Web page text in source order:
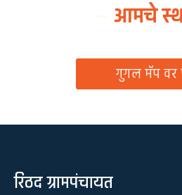
आमचे
गुगल मॅप वर
रिठद ग्रामपंचायत